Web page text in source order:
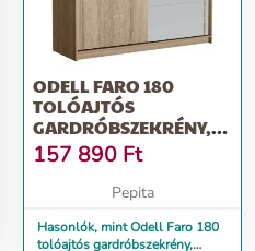
ODELL FARO 180
TOLÓAJTÓS
GARDRÓBSZEKRÉNY,
TÜKÖRREL, SONOMA
157 890 Ft
Pepita
Hasonlók, mint Odell Faro 180
tolóajtós gardróbszekrény,